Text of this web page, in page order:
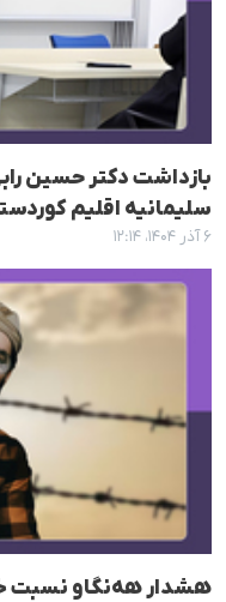
بازداشت دکتر حسین
سلیمانیه اقلیم
۶ آذر ۱۴۰۴، ۱۲:۱۴
هشدار هه‌نگاو نسبت